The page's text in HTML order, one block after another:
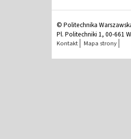
© Politechnika
Pl. Politechniki 1, 00-661
Kontakt Mapa strony